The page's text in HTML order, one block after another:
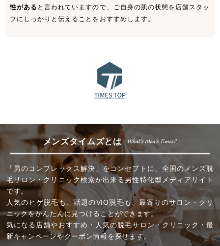
性がある と言われていますので、ご自身の肌の状態を店舗スタッ
フにしっかりと伝えることをおすすめします。
メンズタイムズとは
「男のコンプレックス解決」をコンセプトに、全国のメンズ脱
毛サロン・クリニック検索が出来る男性特化型メディアサイト
です。
人気のヒゲ脱毛も、話題のVIO脱毛も、最寄りのサロン・クリ
ニックをかんたんに見つけることができます。
気になる店舗やおすすめ・人気の脱毛サロン・クリニック・最
新キャンペーンやクーポン情報を探せます。